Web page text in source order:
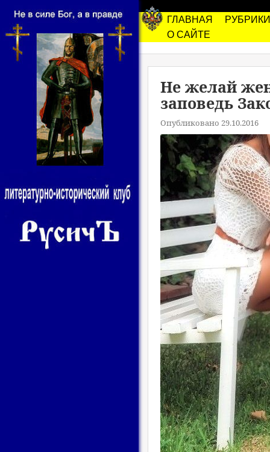
ГЛАВНАЯ
РУБРИКИ
О САЙТЕ
Не желай
заповедь
Опубликовано 29.10.2016